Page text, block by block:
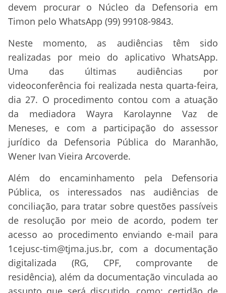
devem procurar o Núcleo da Defensoria em
Timon pelo WhatsApp (99) 99108-9843.
Neste momento, as audiências têm sido
realizadas por meio do aplicativo WhatsApp.
Uma das últimas audiências por
videoconferência foi realizada nesta quarta-feira,
dia 27. O procedimento contou com a atuação
da mediadora Wayra Karolaynne Vaz de
Meneses, e com a participação do assessor
jurídico da Defensoria Pública do Maranhão,
Wener Ivan Vieira Arcoverde.
Além do encaminhamento pela Defensoria
Pública, os interessados nas audiências de
conciliação, para tratar sobre questões passíveis
de resolução por meio de acordo, podem ter
acesso ao procedimento enviando e-mail para
1cejusc-tim@tjma.jus.br, com a documentação
digitalizada (RG, CPF, comprovante de
residência), além da documentação vinculada ao